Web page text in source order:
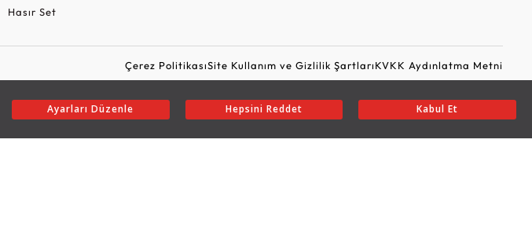
Ayarları Düzenle Hepsini Reddet Kabul Et
Hasır Set
Çerez PolitikasıSite Kullanım ve Gizlilik ŞartlarıKVKK Aydınlatma Metni